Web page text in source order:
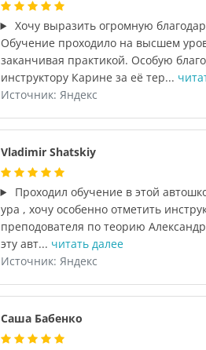
Хочу выразить огромную
Обучение проходило на высшем
заканчивая практикой. Особую
инструктору Карине за её тер...
Источник: Яндекс
Vladimir Shatskiy
Проходил обучение в этой
ура , хочу особенно отметить
преподователя по теорию
эту авт... читать далее
Источник: Яндекс
Саша Бабенко